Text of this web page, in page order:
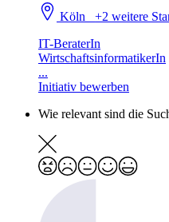
Köln+2 weitere
IT-BeraterIn
WirtschaftsinformatikerIn
...
Initiativ bewerben
Wie relevant sind die